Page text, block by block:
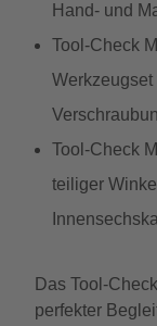
Hand- und
Tool-Check
Tool-Check
teiliger
Das Tool-
perfekter